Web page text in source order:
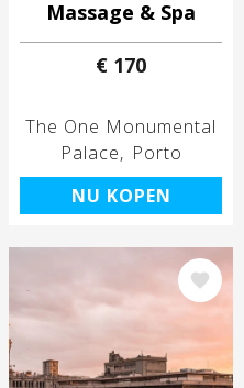
Massage & Spa
€ 170
The One Monumental
Palace
Porto
NU KOPEN
Afbeelding